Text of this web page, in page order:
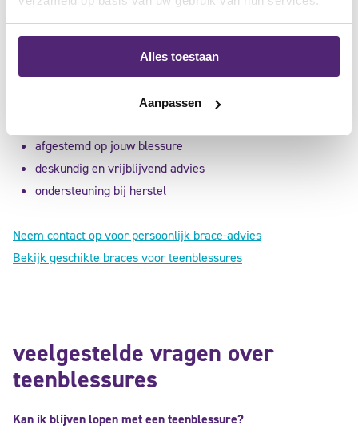
Alles toestaan
Aanpassen
persoonlijk brace-advies nodig?
Met de juiste ondersteuning kun je de teen beschermen en
verantwoord blijven bewegen.
afgestemd op jouw blessure
deskundig en vrijblijvend advies
ondersteuning bij herstel
Neem contact op voor persoonlijk brace-advies
Bekijk geschikte braces voor teenblessures
veelgestelde vragen over
teenblessures
Kan ik blijven lopen met een teenblessure?